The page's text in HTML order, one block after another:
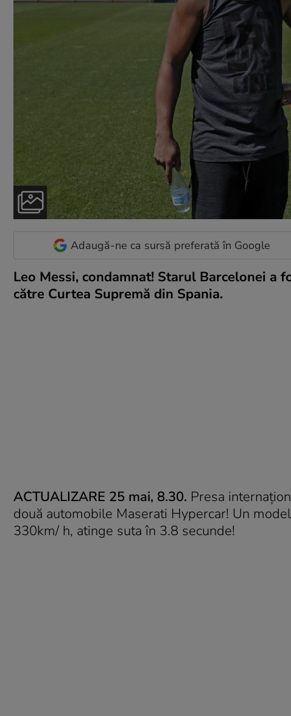
Adaugă-ne ca sursă preferată în Google
Leo Messi, condamnat! Starul Barcelonei a
către Curtea Supremă din Spania.
ACTUALIZARE 25 mai, 8.30. Presa
două automobile Maserati Hypercar! Un
330km/ h, atinge suta în 3.8 secunde!